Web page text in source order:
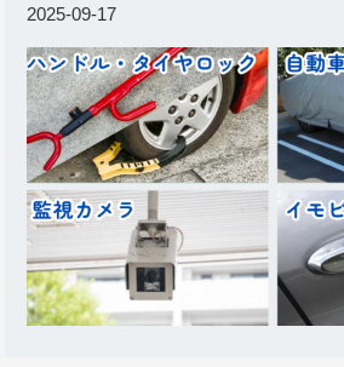
2025-09-17